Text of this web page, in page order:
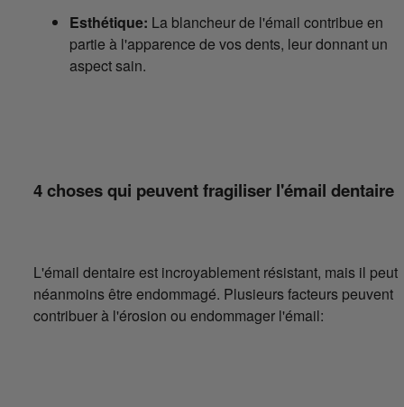
Esthétique: La blancheur de l'émail contribue en
partie à l'apparence de vos dents, leur donnant un
aspect sain.
4 choses qui peuvent fragiliser l'émail dentaire
L'émail dentaire est incroyablement résistant, mais il peut
néanmoins être endommagé. Plusieurs facteurs peuvent
contribuer à l'érosion ou endommager l'émail: